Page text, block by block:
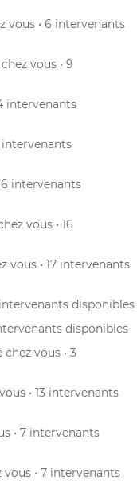
vous • 6 intervenants
vous • 9
intervenants
intervenants
intervenants
vous • 16
vous • 17 intervenants
disponibles
disponibles
chez vous • 3
• 13 intervenants
• 7 intervenants
vous • 7 intervenants